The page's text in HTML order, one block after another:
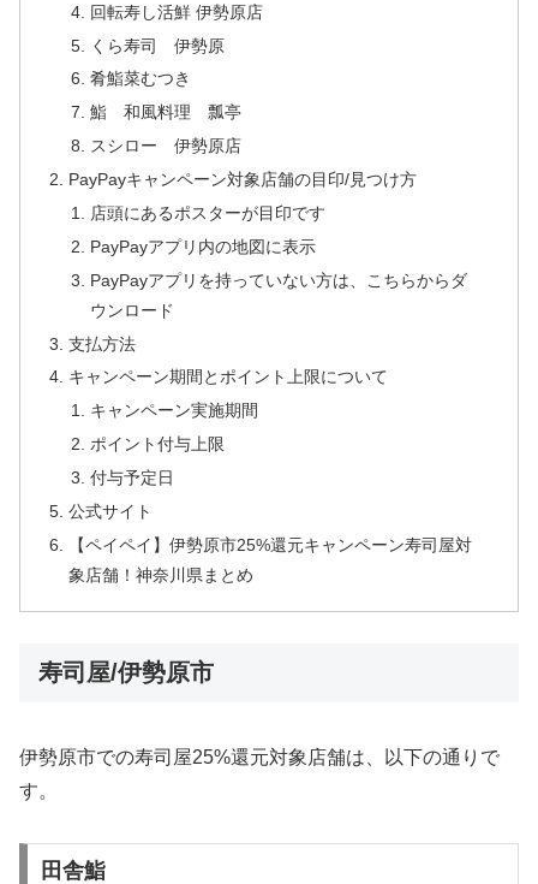
回転寿し活鮮 伊勢原店
くら寿司 伊勢原
肴鮨菜むつき
鮨 和風料理 瓢亭
スシロー 伊勢原店
PayPayキャンペーン対象店舗の目印/見つけ方
店頭にあるポスターが目印です
PayPayアプリ内の地図に表示
PayPayアプリを持っていない方は、こちらからダ
ウンロード
支払方法
キャンペーン期間とポイント上限について
キャンペーン実施期間
ポイント付与上限
付与予定日
公式サイト
【ペイペイ】伊勢原市25%還元キャンペーン寿司屋対
象店舗！神奈川県まとめ
寿司屋/伊勢原市
伊勢原市での寿司屋25%還元対象店舗は、以下の通りで
す。
田舎鮨